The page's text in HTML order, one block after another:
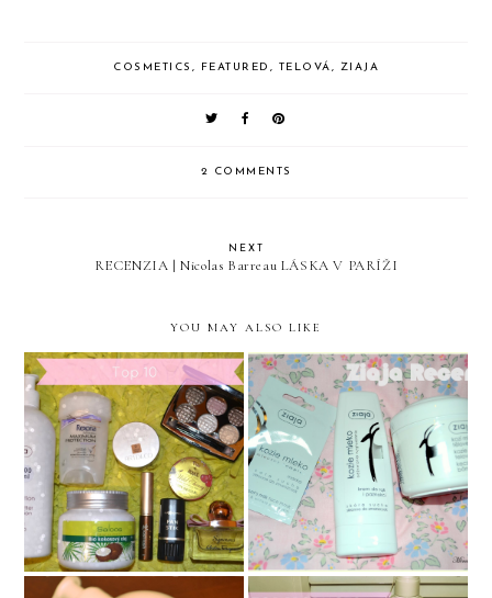
COSMETICS , FEATURED , TELOVÁ, ZIAJA
2 COMMENTS
NEXT
RECENZIA | Nicolas Barreau LÁSKA V PARÍŽI
YOU MAY ALSO LIKE
Moja TOP 10 za rok 2013
Zimná starostlivosť o
pokožku a pleť so Ziajou